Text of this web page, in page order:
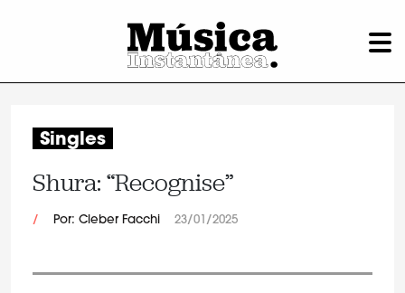
Singles
Shura: “Recognise”
/ Por: Cleber Facchi 23/01/2025